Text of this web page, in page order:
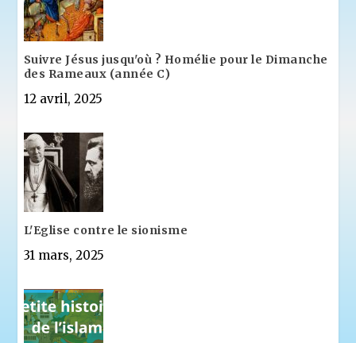
Suivre Jésus jusqu'où ? Homélie pour le Dimanche
des Rameaux (année C)
12 avril, 2025
L'Eglise contre le sionisme
31 mars, 2025